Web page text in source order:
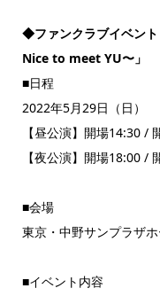
◆ファンクラブイベン
Nice to meet YU〜」
■日程
2022年5月29日（日）
【昼公演】開場14:30 /
【夜公演】開場18:00 /
■会場
東京・中野サンプラザ
■イベント内容